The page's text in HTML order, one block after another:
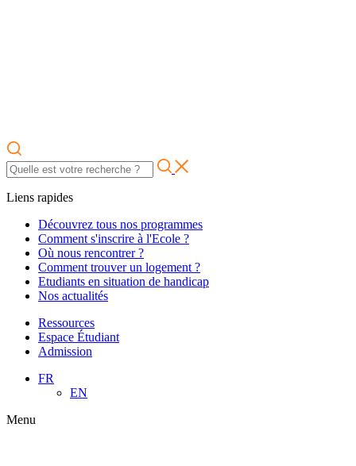
Liens rapides
Découvrez tous nos programmes
Comment s'inscrire à l'Ecole ?
Où nous rencontrer ?
Comment trouver un logement ?
Etudiants en situation de handicap
Nos actualités
Ressources
Espace Étudiant
Admission
FR
EN
Menu